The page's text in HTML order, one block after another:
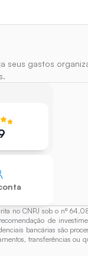
seus gastos
no CNPJ sob o nº
de
bancárias são
transferências ou